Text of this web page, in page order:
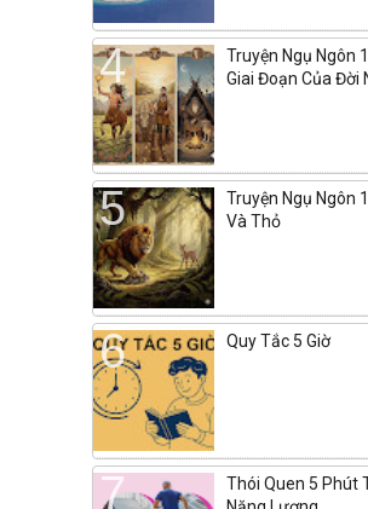
Truyện Ngụ Ngôn
Giai Đoạn Của Đời
Truyện Ngụ Ngôn
Và Thỏ
Quy Tắc 5 Giờ
Thói Quen 5 Phút